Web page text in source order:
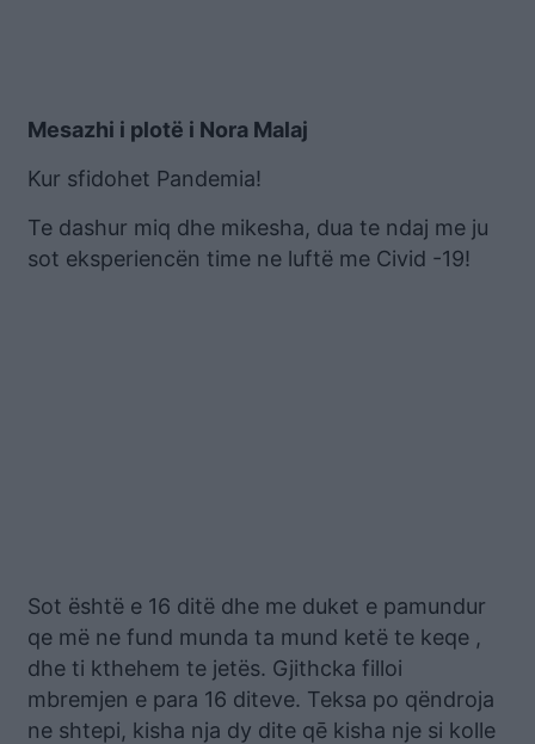
Mesazhi i plotë i Nora Malaj
Kur sfidohet Pandemia!
Te dashur miq dhe mikesha, dua te ndaj me ju
sot eksperiencën time ne luftë me Civid -19!
Sot është e 16 ditë dhe me duket e pamundur
qe më ne fund munda ta mund ketë te keqe ,
dhe ti kthehem te jetës. Gjithcka filloi
mbremjen e para 16 diteve. Teksa po qëndroja
ne shtepi, kisha nja dy dite qē kisha nje si kolle